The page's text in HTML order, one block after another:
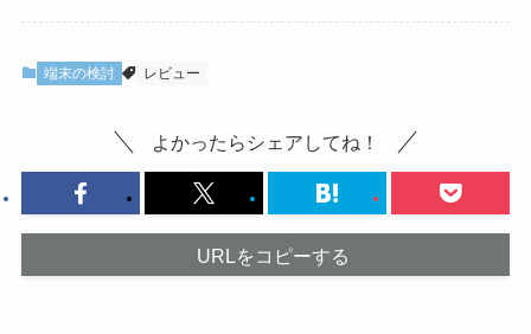
端末の検討 レビュー
よかったらシェアしてね！
URLをコピーする